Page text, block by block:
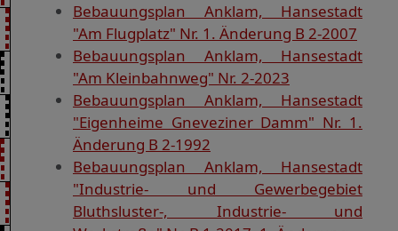
Bebauungsplan Anklam, Hansestadt
"Am Flugplatz" Nr. 1. Änderung B 2-2007
Bebauungsplan Anklam, Hansestadt
"Am Kleinbahnweg" Nr. 2-2023
Bebauungsplan Anklam, Hansestadt
"Eigenheime Gneveziner Damm" Nr. 1.
Änderung B 2-1992
Bebauungsplan Anklam, Hansestadt
"Industrie- und Gewerbegebiet
Bluthsluster-, Industrie- und